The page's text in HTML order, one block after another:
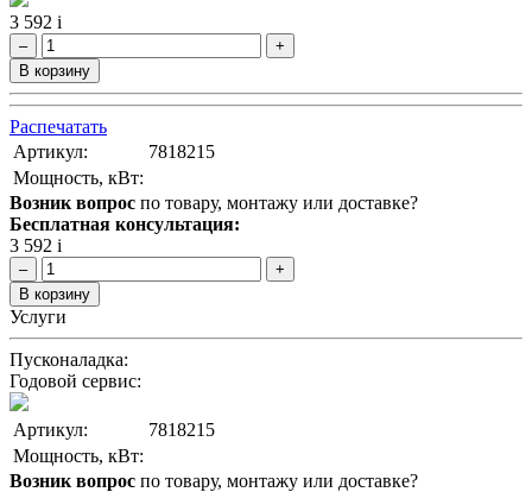
3 592 i
–
+
В корзину
Распечатать
Артикул:
7818215
Мощность, кВт:
Возник вопрос по товару, монтажу или доставке?
Бесплатная консультация:
3 592 i
–
+
В корзину
Услуги
Пусконаладка:
Годовой сервис:
Артикул:
7818215
Мощность, кВт:
Возник вопрос по товару, монтажу или доставке?